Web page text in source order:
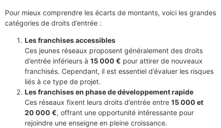
Pour mieux comprendre les écarts de montants, voici les grandes
catégories de droits d’entrée :
Les franchises accessibles
Ces jeunes réseaux proposent généralement des droits
d’entrée inférieurs à 15 000 € pour attirer de nouveaux
franchisés. Cependant, il est essentiel d’évaluer les risques
liés à ce type de projet.
Les franchises en phase de développement rapide
Ces réseaux fixent leurs droits d’entrée entre 15 000 et
20 000 €, offrant une opportunité intéressante pour
rejoindre une enseigne en pleine croissance.